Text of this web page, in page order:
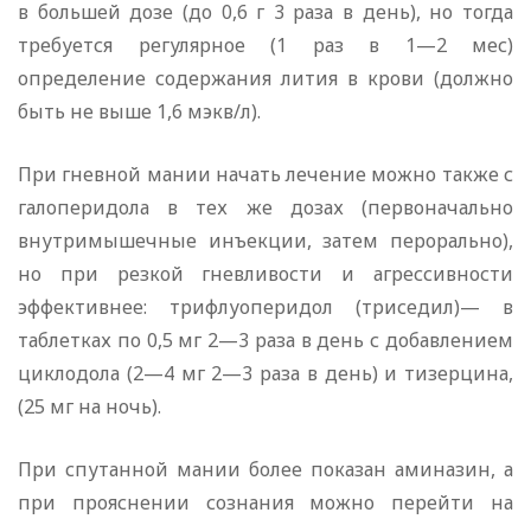
в большей дозе (до 0,6 г 3 раза в день), но тогда
требуется регулярное (1 раз в 1—2 мес)
определение содержания лития в крови (должно
быть не выше 1,6 мэкв/л).
При гневной мании начать лечение можно также с
галоперидола в тех же дозах (первоначально
внутримышечные инъекции, затем перорально),
но при резкой гневливости и агрессивности
эффективнее: трифлуоперидол (триседил)— в
таблетках по 0,5 мг 2—3 раза в день с добавлением
циклодола (2—4 мг 2—3 раза в день) и тизерцина,
(25 мг на ночь).
При спутанной мании более показан аминазин, а
при прояснении сознания можно перейти на